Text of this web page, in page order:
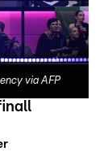
via AFP